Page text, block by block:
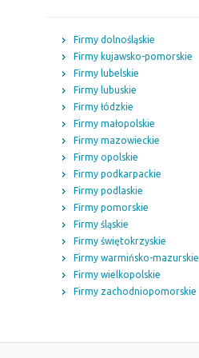
Firmy dolnośląskie
Firmy kujawsko-pomorskie
Firmy lubelskie
Firmy lubuskie
Firmy łódzkie
Firmy małopolskie
Firmy mazowieckie
Firmy opolskie
Firmy podkarpackie
Firmy podlaskie
Firmy pomorskie
Firmy śląskie
Firmy świętokrzyskie
Firmy warmińsko-mazurskie
Firmy wielkopolskie
Firmy zachodniopomorskie